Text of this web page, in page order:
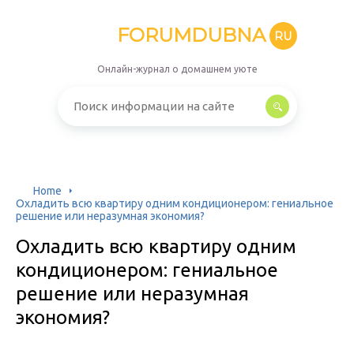
FORUMDUBNA RU
Онлайн-журнал о домашнем уюте
Home
Охладить всю квартиру одним кондиционером: гениальное
решение или неразумная экономия?
Охладить всю квартиру одним
кондиционером: гениальное
решение или неразумная
экономия?